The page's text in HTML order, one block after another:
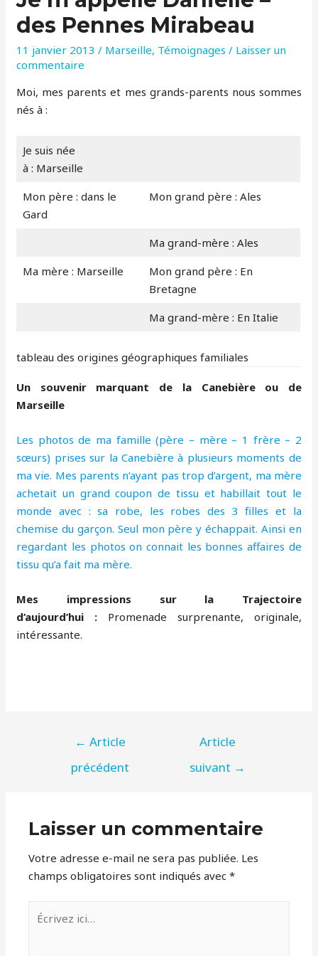
des Pennes Mirabeau
11 janvier 2013 / Marseille, Témoignages / Laisser un
commentaire
Moi, mes parents et mes grands-parents nous sommes
nés à :
Je suis née
à : Marseille
Mon père : dans le
Gard
Mon grand père : Ales
Ma grand-mère : Ales
Ma mère : Marseille
Mon grand père : En
Bretagne
Ma grand-mère : En Italie
tableau des origines géographiques familiales
Un souvenir marquant de la Canebière ou de
Marseille
Les photos de ma famille (père – mère – 1 frère – 2
sœurs) prises sur la Canebière à plusieurs moments de
ma vie. Mes parents n’ayant pas trop d’argent, ma mère
achetait un grand coupon de tissu et habillait tout le
monde avec : sa robe, les robes des 3 filles et la
chemise du garçon. Seul mon père y échappait. Ainsi en
regardant les photos on connait les bonnes affaires de
tissu qu’a fait ma mère.
Mes impressions sur la Trajectoire
d’aujourd’hui : Promenade surprenante, originale,
intéressante.
NAVIGATION
DE
← Article
précédent
Article
suivant →
Laisser un commentaire
Votre adresse e-mail ne sera pas publiée. Les
champs obligatoires sont indiqués avec*
ici…